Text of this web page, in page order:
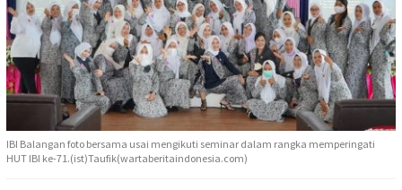
IBI Balangan foto bersama usai mengikuti seminar dalam rangka memperingati
HUT IBI ke-71.(ist)Taufik(wartaberitaindonesia.com)